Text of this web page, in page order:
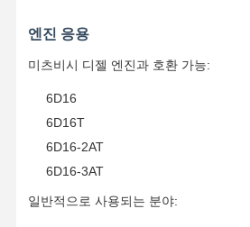
엔진 응용
미츠비시 디젤 엔진과 호환 가능:
6D16
6D16T
6D16-2AT
6D16-3AT
일반적으로 사용되는 분야: